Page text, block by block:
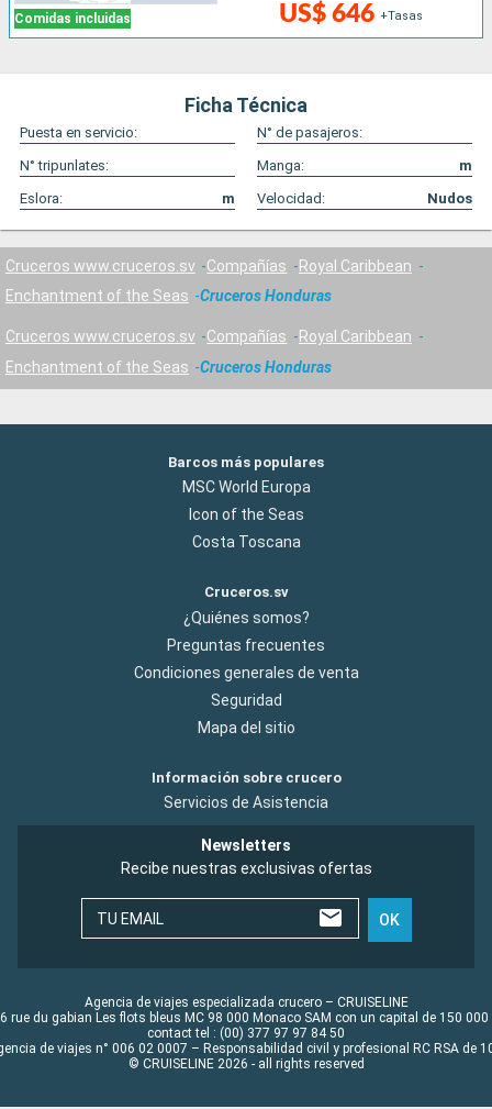
Comidas incluidas US$ 646 +Tasas
Ficha Técnica
Puesta en servicio:
N° de pasajeros:
N° tripunlates:
Manga:
m
Eslora:
m Velocidad: Nudos
Cruceros www.cruceros.sv Compañías
Royal Caribbean
Enchantment of the Seas
Cruceros Honduras
Cruceros www.cruceros.sv Compañías
Royal Caribbean
Enchantment of the Seas
Cruceros Honduras
Barcos más populares
MSC World Europa
Icon of the Seas
Costa Toscana
Cruceros.sv
¿Quiénes somos?
Preguntas frecuentes
Condiciones generales de venta
Seguridad
Mapa del sitio
Información sobre crucero
Servicios de Asistencia
Newsletters
Recibe nuestras exclusivas ofertas
TU EMAIL OK
Agencia de viajes especializada crucero – CRUISELINE
rue du gabian Les flots bleus MC 98 000 Monaco SAM con un capital de 150 000
contact tel : (00) 377 97 97 84 50
de viajes n° 006 02 0007 – Responsabilidad civil y profesional RC RSA de
© CRUISELINE 2026 - all rights reserved